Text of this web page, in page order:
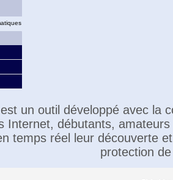
un outil développé avec la
Internet, débutants,
temps réel leur découverte
protection